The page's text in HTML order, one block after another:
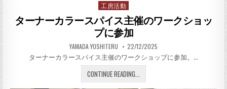
Posted in
工房活動
ターナーカラースパイス主催のワークショッ
プに参加
AUTHOR:
YAMADA YOSHITERU PUBLISHED DATE:
22/12/2025
ターナーカラースパイス主催のワークショップに参加。…
CONTINUE READING... ターナーカラースパイス主